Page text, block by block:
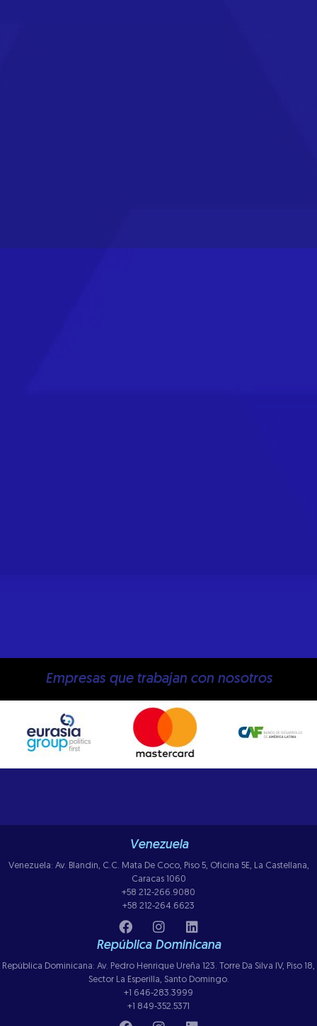
Empresas que trabajan con nosotros
Venezuela
Venezuela: Av. Blandin, C.C. Mata De Coco, Piso 5, Oficina 5E, La Castellana,
Caracas 1060
+58 212-266.9080
+58 212-264.6623
República Dominicana
República Dominicana: Av. Pedro Henrique Ureña 123. Torre Da Silva IV, Piso 18,
Sector La Esperilla, Santo Domingo.
+1 646-283.3999
+1 849-352.5371